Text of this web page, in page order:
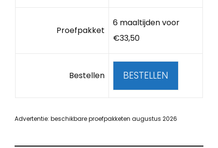
Proefpakket
6 maaltijden voor
€33,50
Bestellen BESTELLEN
Advertentie: beschikbare proefpakketen augustus 2026